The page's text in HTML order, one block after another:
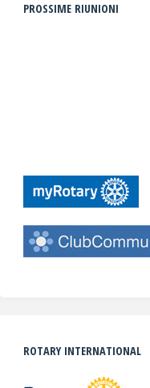
PROSSIME RIUNIONI
ROTARY INTERNATIONAL